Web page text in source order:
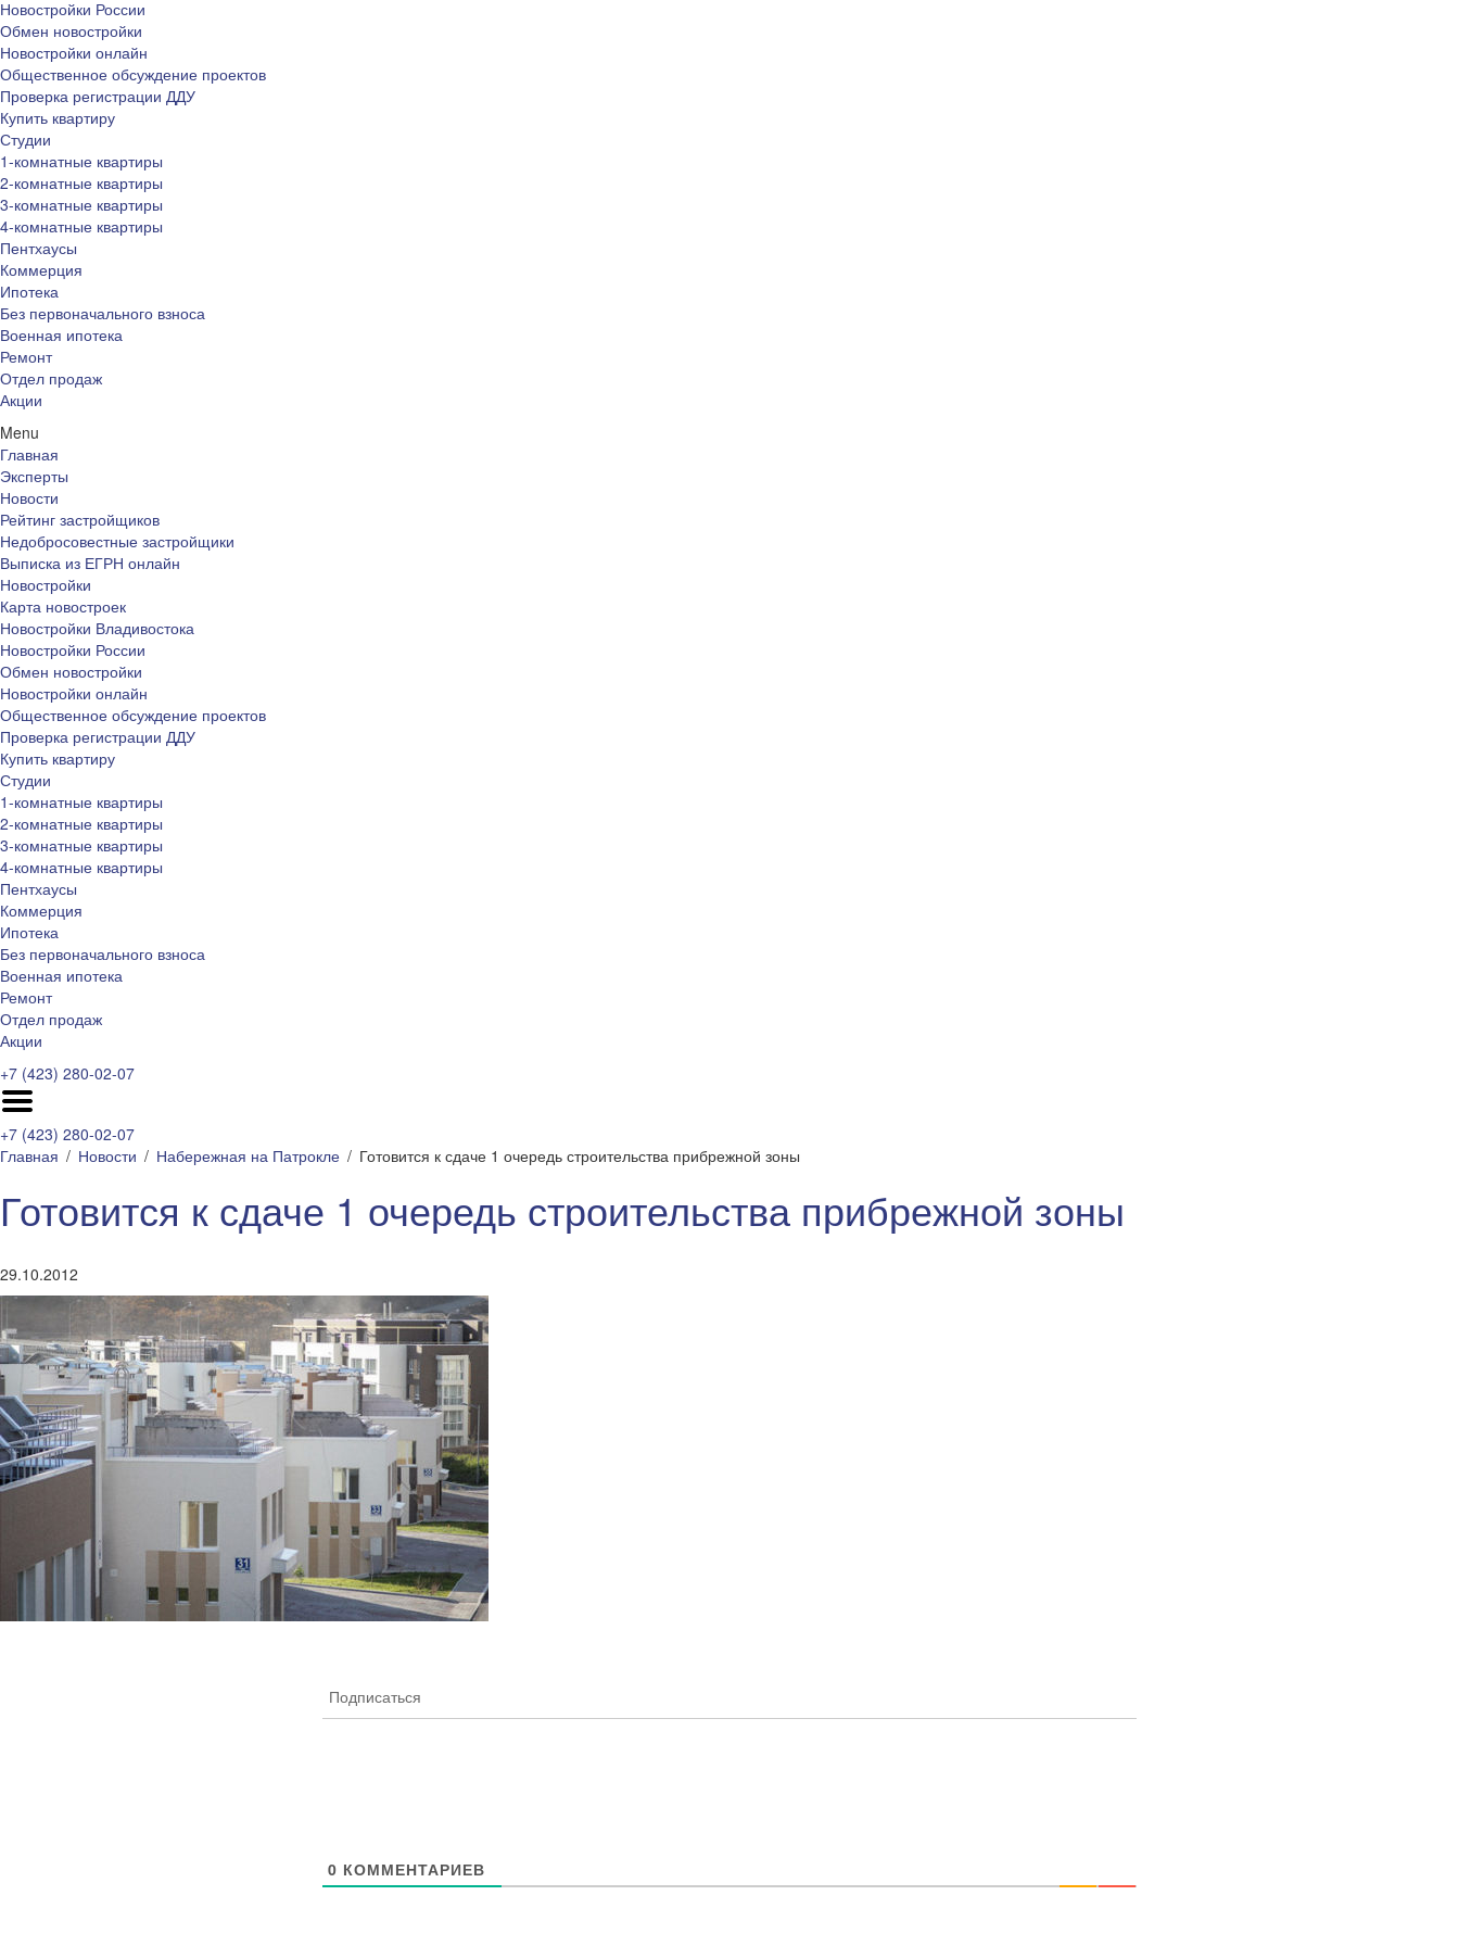
Новостройки России
Обмен новостройки
Новостройки онлайн
Общественное обсуждение проектов
Проверка регистрации ДДУ
Купить квартиру
Студии
1-комнатные квартиры
2-комнатные квартиры
3-комнатные квартиры
4-комнатные квартиры
Пентхаусы
Коммерция
Ипотека
Без первоначального взноса
Военная ипотека
Ремонт
Отдел продаж
Акции
Menu
Главная
Эксперты
Новости
Рейтинг застройщиков
Недобросовестные застройщики
Выписка из ЕГРН онлайн
Новостройки
Карта новостроек
Новостройки Владивостока
Новостройки России
Обмен новостройки
Новостройки онлайн
Общественное обсуждение проектов
Проверка регистрации ДДУ
Купить квартиру
Студии
1-комнатные квартиры
2-комнатные квартиры
3-комнатные квартиры
4-комнатные квартиры
Пентхаусы
Коммерция
Ипотека
Без первоначального взноса
Военная ипотека
Ремонт
Отдел продаж
Акции
+7 (423) 280-02-07
+7 (423) 280-02-07
Главная
Новости Набережная на Патрокле Готовится к сдаче 1 очередь строительства прибрежной зоны
Готовится к сдаче 1 очередь строительства прибрежной зоны
29.10.2012
Подписаться
0 КОММЕНТАРИЕВ